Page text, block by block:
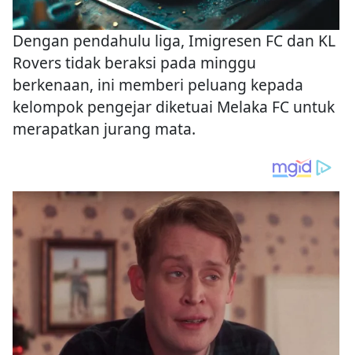
Dengan pendahulu liga, Imigresen FC dan KL
Rovers tidak beraksi pada minggu
berkenaan, ini memberi peluang kepada
kelompok pengejar diketuai Melaka FC untuk
merapatkan jurang mata.